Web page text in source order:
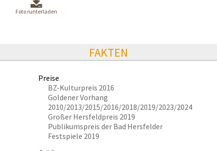
Foto runterladen
FAKTEN
Preise
BZ-Kulturpreis 2016
Goldener Vorhang
2010/2013/2015/2016/2018/2019/2023/2024
Großer Hersfeldpreis 2019
Publikumspreis der Bad Hersfelder
Festspiele 2019